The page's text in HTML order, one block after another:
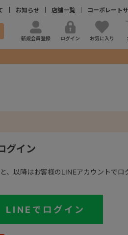
お知らせ 店舗一覧 コーポレート
索
新規会員登録 ログイン お気に入り
グイン
、以降はお客様のLINEアカウントでロ
LINEでログイン